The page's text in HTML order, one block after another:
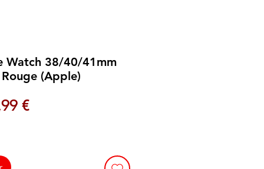
Watch 38/40/41mm
(Apple)
original
€Prix promotionnel